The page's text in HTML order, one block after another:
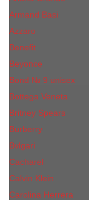
Armand Basi
Azzaro
Benefit
Beyonce
Bond № 9 unisex
Bottega Veneta
Britney Spears
Burberry
Bvlgari
Cacharel
Calvin Klein
Carolina Herrera